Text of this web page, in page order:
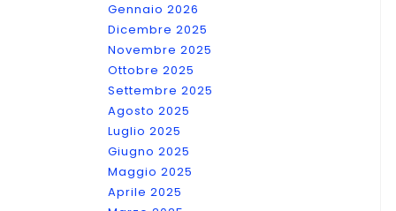
Gennaio 2026
Dicembre 2025
Novembre 2025
Ottobre 2025
Settembre 2025
Agosto 2025
Luglio 2025
Giugno 2025
Maggio 2025
Aprile 2025